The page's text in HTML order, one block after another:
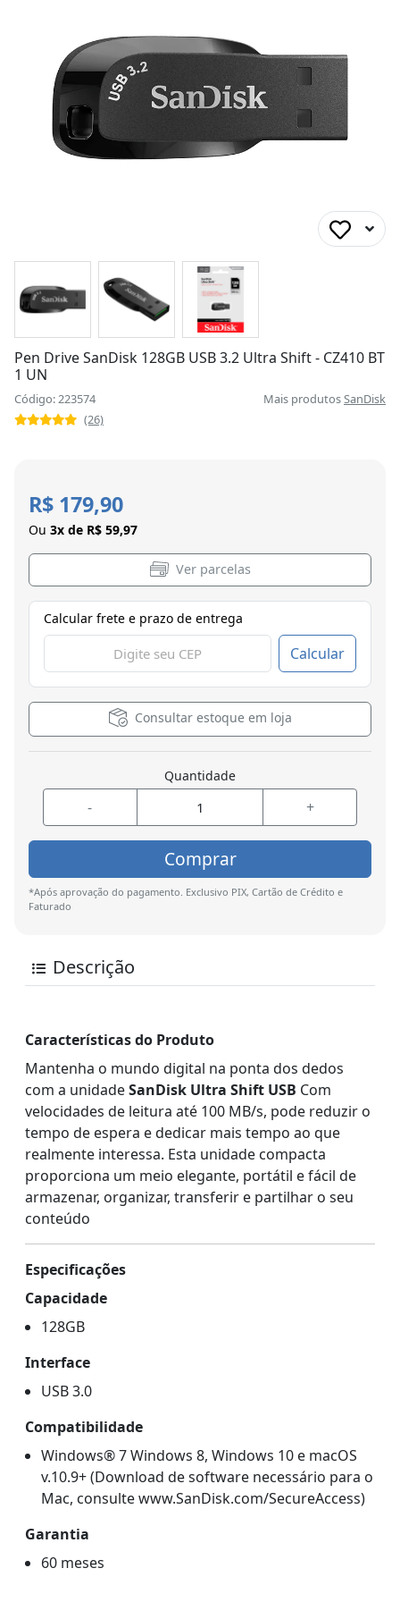
Pen Drive SanDisk 128GB USB 3.2 Ultra Shift - CZ410 BT
1 UN
Código: 223574 Mais produtosSanDisk
(26)
R$ 179,90
Ou 3x de R$ 59,97
Ver parcelas
Calcular frete e prazo de entrega
Calcular
Consultar estoque em loja
Quantidade
- +
Comprar
*Após aprovação do pagamento. Exclusivo PIX, Cartão de Crédito e
Faturado
Descrição
Características do Produto
Mantenha o mundo digital na ponta dos dedos
com a unidadeSanDisk Ultra Shift USB Com
velocidades de leitura até 100 MB/s, pode reduzir o
tempo de espera e dedicar mais tempo ao que
realmente interessa. Esta unidade compacta
proporciona um meio elegante, portátil e fácil de
armazenar, organizar, transferir e partilhar o seu
conteúdo
Especificações
Capacidade
128GB
Interface
USB 3.0
Compatibilidade
Windows® 7 Windows 8, Windows 10 e macOS
v.10.9+ (Download de software necessário para o
Mac, consulte www.SanDisk.com/SecureAccess)
Garantia
60 meses